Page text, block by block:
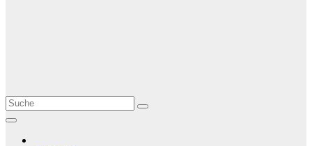
Le Matin
AGENCE DE PRESSE